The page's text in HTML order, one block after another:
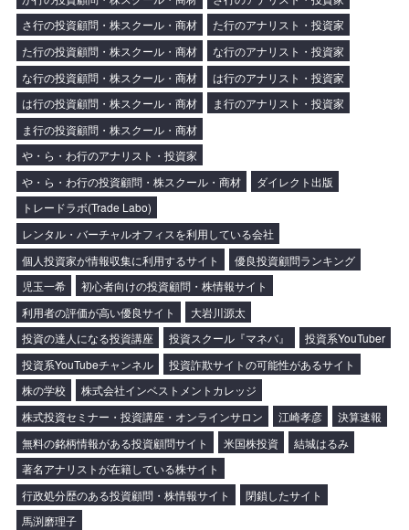
さ行の投資顧問・株スクール・商材
た行のアナリスト・投資家
た行の投資顧問・株スクール・商材
な行のアナリスト・投資家
な行の投資顧問・株スクール・商材
は行のアナリスト・投資家
は行の投資顧問・株スクール・商材
ま行のアナリスト・投資家
ま行の投資顧問・株スクール・商材
や・ら・わ行のアナリスト・投資家
や・ら・わ行の投資顧問・株スクール・商材
ダイレクト出版
トレードラボ(Trade Labo)
レンタル・バーチャルオフィスを利用している会社
個人投資家が情報収集に利用するサイト
優良投資顧問ランキング
児玉一希
初心者向けの投資顧問・株情報サイト
利用者の評価が高い優良サイト
大岩川源太
投資の達人になる投資講座
投資スクール『マネバ』
投資系YouTuber
投資系YouTubeチャンネル
投資詐欺サイトの可能性があるサイト
株の学校
株式会社インベストメントカレッジ
株式投資セミナー・投資講座・オンラインサロン
江崎孝彦
決算速報
無料の銘柄情報がある投資顧問サイト
米国株投資
結城はるみ
著名アナリストが在籍している株サイト
行政処分歴のある投資顧問・株情報サイト
閉鎖したサイト
馬渕磨理子